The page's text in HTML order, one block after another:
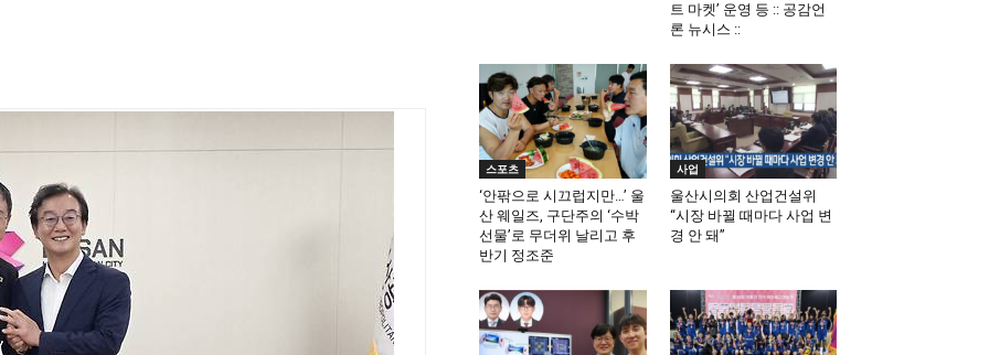
트 마켓’ 운영 등 :: 공감언
론 뉴시스 ::
스포츠
‘안팎으로 시끄럽지만…’ 울
산 웨일즈, 구단주의 ‘수박
선물’로 무더위 날리고 후
반기 정조준
사업
울산시의회 산업건설위
“시장 바뀔 때마다 사업 변
경 안 돼”